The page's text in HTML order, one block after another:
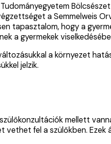
a Semmelweis
tapasztalom, hogy a
a gyermekek
a környezet
jelzik.
mellett
vethet fel a szülőkben.